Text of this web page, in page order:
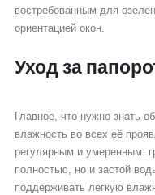
востребованным для
ориентацией окон.
Уход за
Главное, что нужно знать
влажность во всех её
регулярным и умеренным:
полностью, но и застой
поддерживать лёгкую